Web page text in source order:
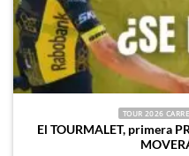
TOUR 2026
El TOURMALET, primera